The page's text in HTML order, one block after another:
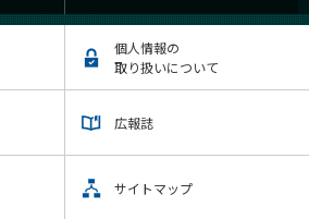
個人情報の
取り扱いについて
広報誌
サイトマップ